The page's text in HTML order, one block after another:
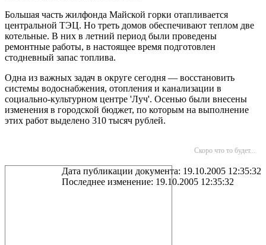
Большая часть жилфонда Майской горки отапливается
центральной ТЭЦ. Но треть домов обеспечивают теплом две
котельные. В них в летний период были проведены
ремонтные работы, в настоящее время подготовлен
стодневный запас топлива.
Одна из важных задач в округе сегодня — восстановить
системы водоснабжения, отопления и канализации в
социально-культурном центре 'Луч'. Осенью были внесены
изменения в городской бюджет, по которым на выполнение
этих работ выделено 310 тысяч рублей.
Скоро что то будет...
Дата публикации документа: 19.10.2005 12:35:32
Последнее изменение: 19.10.2005 12:35:32